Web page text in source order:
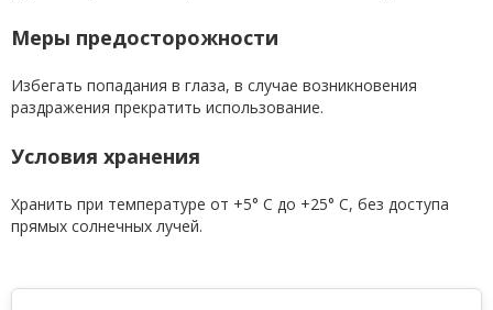
Меры предосторожности
Избегать попадания в глаза, в случае возникновения
раздражения прекратить использование.
Условия хранения
Хранить при температуре от +5° С до +25° С, без доступа
прямых солнечных лучей.